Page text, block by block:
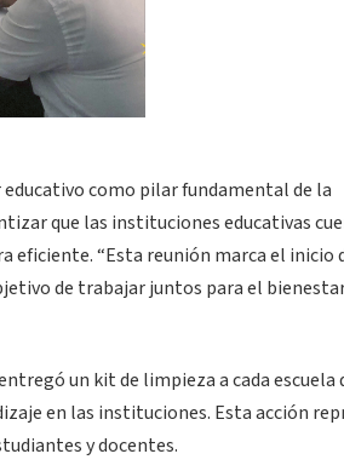
como pilar fundamental de la
que las instituciones educativas
eficiente. “Esta reunión marca el inicio
de trabajar juntos para el
un kit de limpieza a cada escuela
en las instituciones. Esta acción
y docentes.